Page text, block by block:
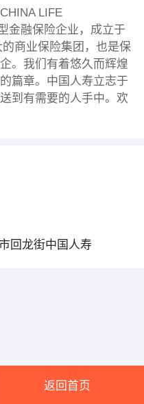
LIFE
金融保险企业，成立于
商业保险集团，也是保
。我们有着悠久而辉煌
篇章。中国人寿立志于
到有需要的人手中。欢
回龙街中国人寿
返回首页